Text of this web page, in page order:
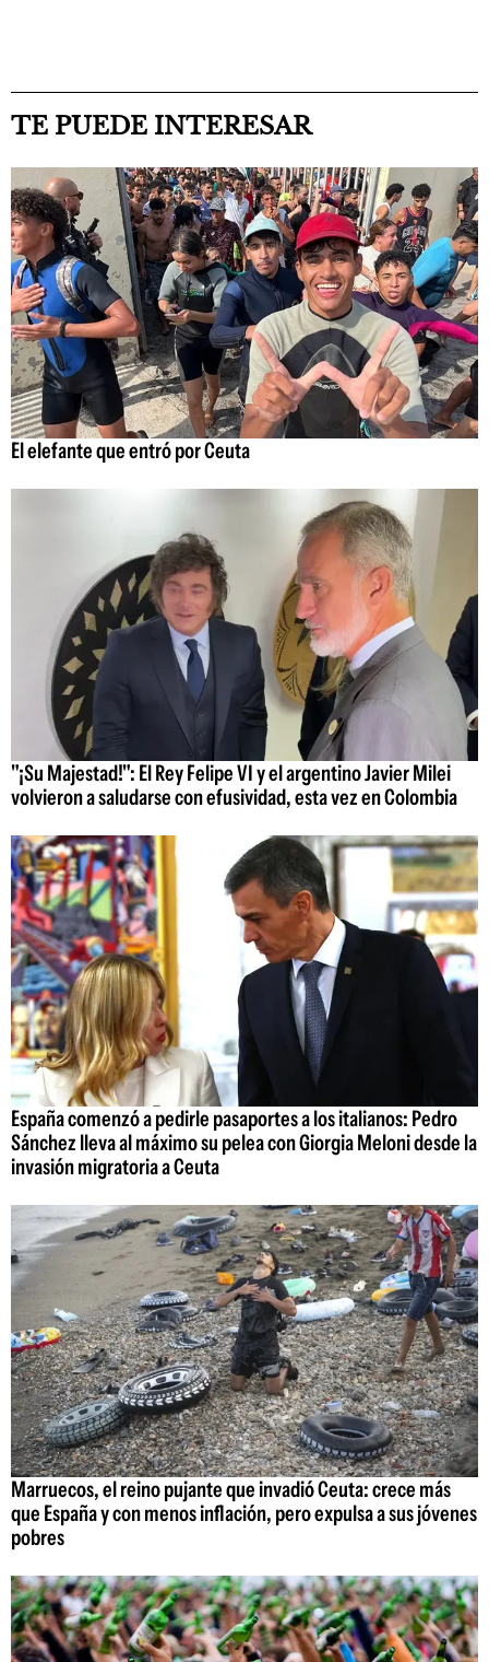
TE PUEDE INTERESAR
El elefante que entró por Ceuta
"¡Su Majestad!": El Rey Felipe VI y el argentino Javier Milei
volvieron a saludarse con efusividad, esta vez en Colombia
España comenzó a pedirle pasaportes a los italianos: Pedro
Sánchez lleva al máximo su pelea con Giorgia Meloni desde la
invasión migratoria a Ceuta
Marruecos, el reino pujante que invadió Ceuta: crece más
que España y con menos inflación, pero expulsa a sus jóvenes
pobres